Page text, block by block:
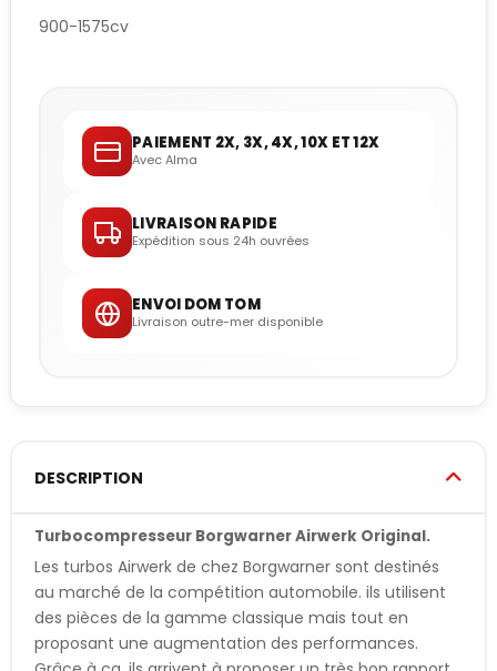
900-1575cv
PAIEMENT 2X, 3X, 4X, 10X ET 12X
Avec Alma
LIVRAISON RAPIDE
Expédition sous 24h ouvrées
ENVOI DOM TOM
Livraison outre-mer disponible
DESCRIPTION
Turbocompresseur Borgwarner Airwerk Original.
Les turbos Airwerk de chez Borgwarner sont destinés
au marché de la compétition automobile. ils utilisent
des pièces de la gamme classique mais tout en
proposant une augmentation des performances.